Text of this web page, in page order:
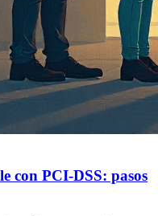
con PCI‑DSS: pasos